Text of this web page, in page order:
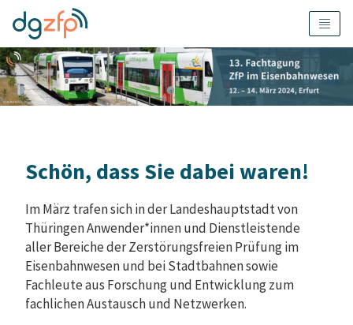
Schön, dass Sie dabei waren!
Im März trafen sich in der Landeshauptstadt von
Thüringen Anwender*innen und Dienstleistende
aller Bereiche der Zerstörungsfreien Prüfung im
Eisenbahnwesen und bei Stadtbahnen sowie
Fachleute aus Forschung und Entwicklung zum
fachlichen Austausch und Netzwerken.